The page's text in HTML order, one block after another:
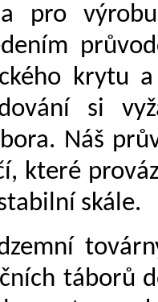
pro
krytu
si
Náš
které
skále.
táborů